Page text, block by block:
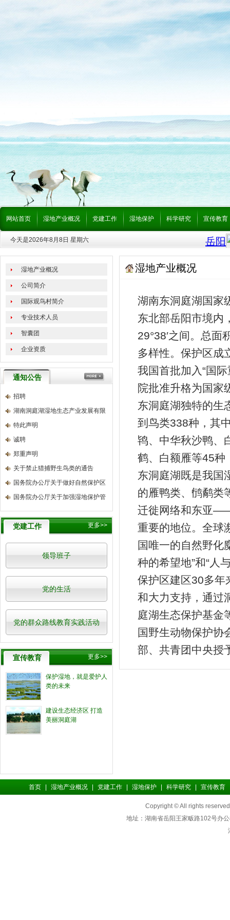
网站首页
今天是2026年8月8日 星期六
湿地产业概况 党建工作 湿地保护 科学研究 宣传教育
湿地产业概况
公司简介
国际观鸟村简介
专业技术人员
智囊团
企业资质
通知公告
招聘
湖南洞庭湖湿地生态产业发展有限
特此声明
诚聘
郑重声明
关于禁止猎捕野生鸟类的通告
国务院办公厅关于做好自然保护区
国务院办公厅关于加强湿地保护管
党建工作 更多>>
领导班子
党的生活
党的群众路线教育实践活动
宣传教育 更多>>
保护湿地，就是爱护人
类的未来
建设生态经济区 打造
美丽洞庭湖
湿地产业概况
湖南东洞庭湖国家
东北部岳阳市境内
29°38′之间。总
多样性。保护区成
我国首批加入“国
院批准升格为国家
东洞庭湖独特的生
到鸟类338种，其
鸨、中华秋沙鸭、
鹤、白额雁等45种
东洞庭湖既是我国
的雁鸭类、鸻鹬类
迁徙网络和东亚
重要的地位。全球
国唯一的自然野化
种的希望地”和“人
保护区建区30多年
和大力支持，通过
庭湖生态保护基金
国野生动物保护协
部、共青团中央授
首页 湿地产业概况 党建工作 湿地保护 科学研究 宣传教育
Copyright © All rights
地址：湖南省岳阳王家畈路102号办